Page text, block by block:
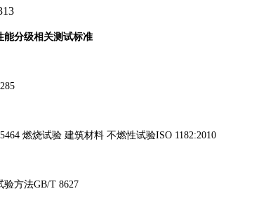
能分级相关测试标准
燃烧试验 建筑材料 不燃性试验ISO 1182:2010
方法GB/T 8627